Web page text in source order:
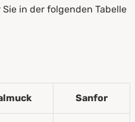
in der folgenden Tabelle
Sanfor